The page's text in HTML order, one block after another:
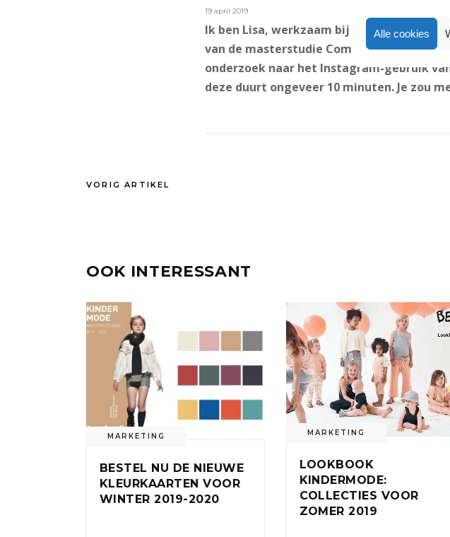
Alle cookies
19 april 2019
Ik ben Lisa, werkzaam bij Bengels als
van de masterstudie
onderzoek naar het Instagram-gebruik
deze duurt ongeveer 10 minuten. Je zou
VORIG ARTIKEL
OOK INTERESSANT
MARKETING
BESTEL NU DE NIEUWE
KLEURKAARTEN VOOR
WINTER 2019-2020
MARKETING
LOOKBOOK
KINDERMODE:
COLLECTIES VOOR
ZOMER 2019